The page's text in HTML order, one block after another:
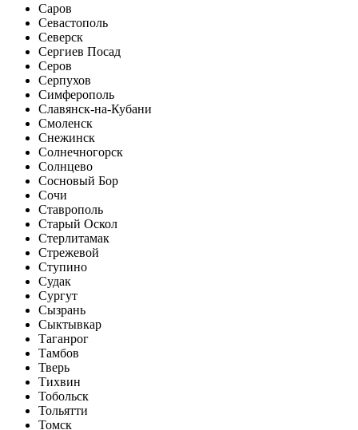
Саров
Севастополь
Северск
Сергиев Посад
Серов
Серпухов
Симферополь
Славянск-на-Кубани
Смоленск
Снежинск
Солнечногорск
Солнцево
Сосновый Бор
Сочи
Ставрополь
Старый Оскол
Стерлитамак
Стрежевой
Ступино
Судак
Сургут
Сызрань
Сыктывкар
Таганрог
Тамбов
Тверь
Тихвин
Тобольск
Тольятти
Томск